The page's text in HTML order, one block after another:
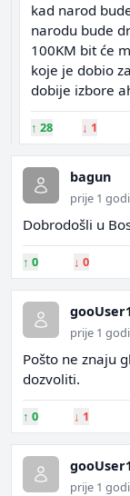
kad narod
narodu bude
100KM bit će
koje je dobio
dobije izbore
↑ 28 ↓ 1
bagun
prije 1
Dobrodošli u
↑ 0 ↓ 0
prije 1
Pošto ne znaju
dozvoliti.
↑ 0 ↓ 1
prije 1